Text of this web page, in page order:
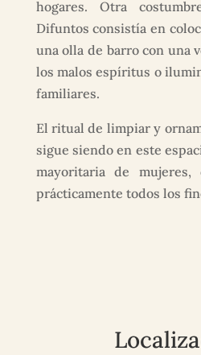
hogares. Otra
Difuntos consistía en
una olla de barro con una
los malos espíritus o
familiares.
El ritual de limpiar y
sigue siendo en este
mayoritaria de mujeres,
prácticamente todos los